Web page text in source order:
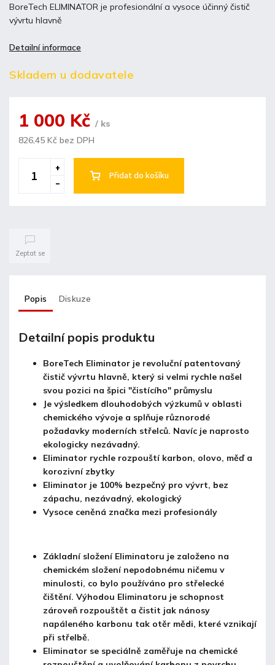
BoreTech ELIMINATOR je profesionální a vysoce účinný čistič
vývrtu hlavně
Detailní informace
Skladem u dodavatele
1 000 Kč / ks
826,45 Kč bez DPH
Přidat do košíku
Zeptat se
Popis Diskuze
Detailní popis produktu
BoreTech Eliminator je revoluční patentovaný
čistič vývrtu hlavně, který si velmi rychle našel
svou pozici na špici "čistícího" průmyslu
Je výsledkem dlouhodobých výzkumů v oblasti
chemického vývoje a splňuje různorodé
požadavky moderních střelců. Navíc je naprosto
ekologicky nezávadný.
Eliminator rychle rozpouští karbon, olovo, měď a
korozivní zbytky
Eliminator je 100% bezpečný pro vývrt, bez
zápachu, nezávadný, ekologický
Vysoce ceněná značka mezi profesionály
Základní složení Eliminatoru je založeno na
chemickém složení nepodobnému ničemu v
minulosti, co bylo používáno pro střelecké
čištění. Výhodou Eliminatoru je schopnost
zároveň rozpouštět a čistit jak nánosy
napáleného karbonu tak otěr mědi, které vznikají
při střelbě.
Eliminator se speciálně zaměřuje na chemické